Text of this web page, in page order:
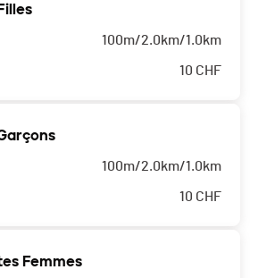
100m/2.0km/1.0km
10 CHF
100m/2.0km/1.0km
10 CHF
Femmes